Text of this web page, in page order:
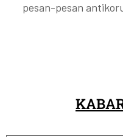
pesan-pesan